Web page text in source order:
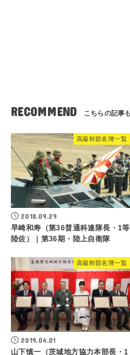
RECOMMEND
高級幹部名簿一覧
2018.09.29
早崎和寿（第36普通科連隊長・1等
陸佐）｜第36期・陸上自衛隊
高級幹部名簿一覧
2019.04.01
山下慎一（茨城地方協力本部長・1